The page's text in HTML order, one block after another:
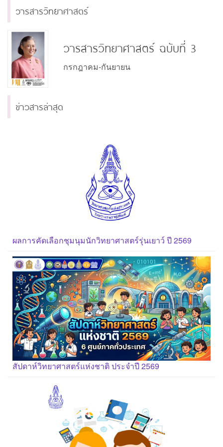
วารสารวิทยาศาสตร์
วารสารวิทยาศาสตร์ ฉบับที่ 3
กรกฎาคม-กันยายน
ข่าวสารล่าสุด
ผลการคัดเลือกชุมนุมนักวิทยาศาสตร์รุ่นเยาว์ ปี 2569
สัปดาห์วิทยาศาสตร์แห่งชาติ ประจำปี 2569